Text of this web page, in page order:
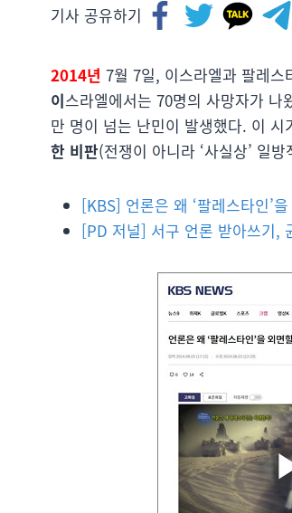
기사 공유하기
2014년 7월 7일, 이스라엘과 팔레스
이스라엘에서는 70명의 사망자가
만 명이 넘는 난민이 발생했다. 이
한 비판(전쟁이 아니라 ‘사실상’ 일
[KBS] 언론은 왜 ‘팔레스타인’
[PD 저널] 서구 언론 받아쓰기,